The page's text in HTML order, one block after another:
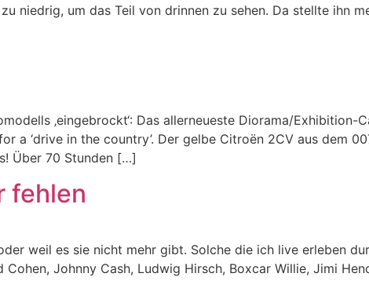
niedrig, um das Teil von drinnen zu sehen. Da stellte ihn
‚eingebrockt‘: Das allerneueste Diorama/Exhibition-
a ‘drive in the country’. Der gelbe Citroën 2CV aus dem
Über 70 Stunden […]
fehlen
weil es sie nicht mehr gibt. Solche die ich live erleben
Johnny Cash, Ludwig Hirsch, Boxcar Willie, Jimi